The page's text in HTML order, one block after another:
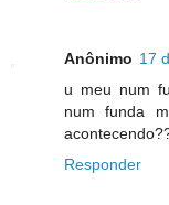
Anônimo 17
u meu num
num funda
Responder